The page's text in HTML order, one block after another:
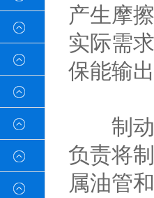
产生摩
实际需
保能输
制动
负责将
属油管